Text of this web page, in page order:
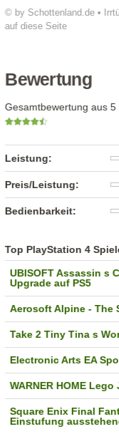
© by Schottenland.de •
auf diese Seite
Bewertung
Gesamtbewertung aus 5
Leistung:
Preis/Leistung:
Bedienbarkeit:
Top PlayStation 4
UBISOFT Assassin s
Upgrade auf PS5
Aerosoft Alpine - The
Take 2 Tiny Tina s
Electronic Arts EA
WARNER HOME
Square Enix Final
Einstufung